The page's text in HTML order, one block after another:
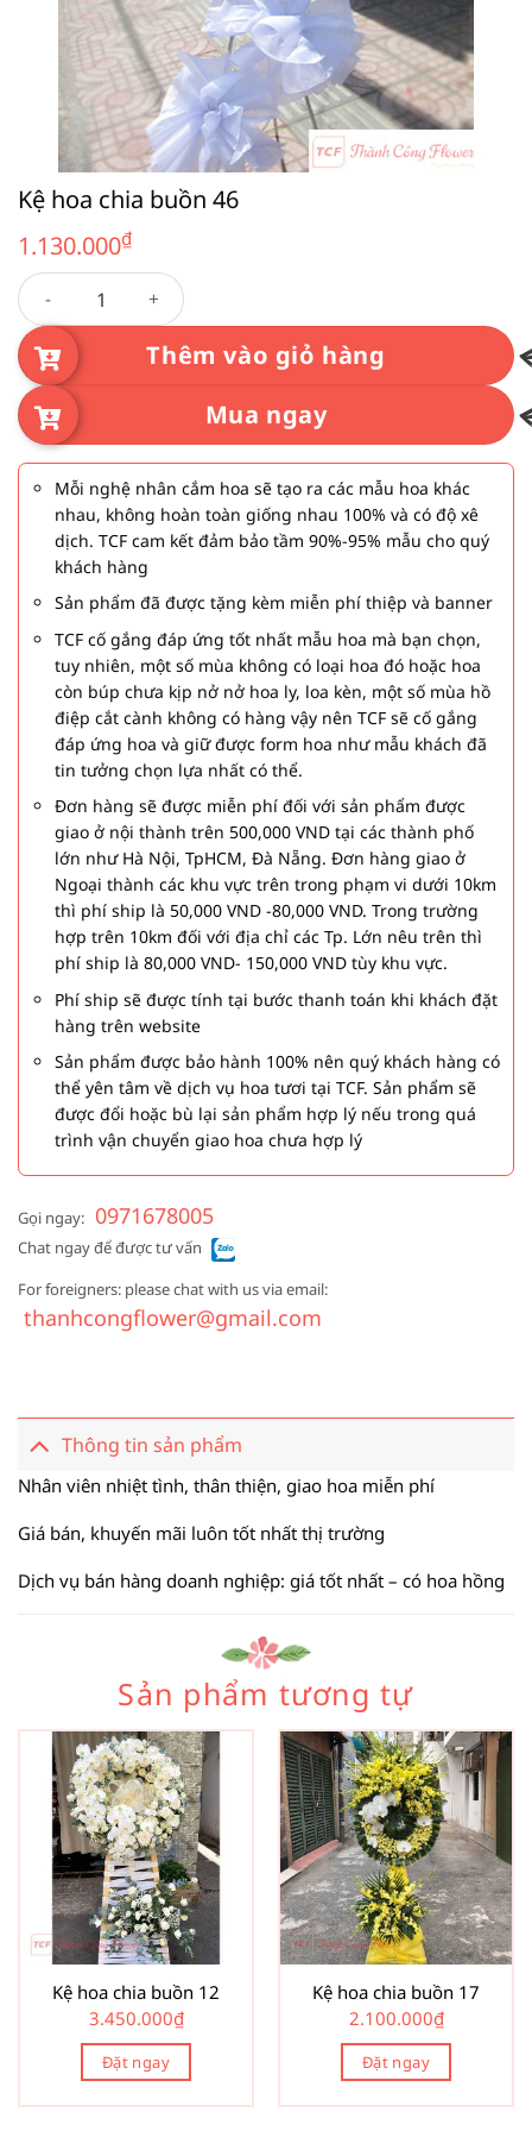
Kệ hoa chia buồn 46
1.130.000₫
Kệ hoa chia buồn 46 số lượng
Thêm vào giỏ hàng
Mua ngay
Mỗi nghệ nhân cắm hoa sẽ tạo ra các mẫu hoa khác
nhau, không hoàn toàn giống nhau 100% và có độ xê
dịch. TCF cam kết đảm bảo tầm 90%-95% mẫu cho quý
khách hàng
Sản phẩm đã được tặng kèm miễn phí thiệp và banner
TCF cố gắng đáp ứng tốt nhất mẫu hoa mà bạn chọn,
tuy nhiên, một số mùa không có loại hoa đó hoặc hoa
còn búp chưa kịp nở nở hoa ly, loa kèn, một số mùa hồ
điệp cắt cành không có hàng vậy nên TCF sẽ cố gắng
đáp ứng hoa và giữ được form hoa như mẫu khách đã
tin tưởng chọn lựa nhất có thể.
Đơn hàng sẽ được miễn phí đối với sản phẩm được
giao ở nội thành trên 500,000 VND tại các thành phố
lớn như Hà Nội, TpHCM, Đà Nẵng. Đơn hàng giao ở
Ngoại thành các khu vực trên trong phạm vi dưới 10km
thì phí ship là 50,000 VND -80,000 VND. Trong trường
hợp trên 10km đối với địa chỉ các Tp. Lớn nêu trên thì
phí ship là 80,000 VND- 150,000 VND tùy khu vực.
Phí ship sẽ được tính tại bước thanh toán khi khách đặt
hàng trên website
Sản phẩm được bảo hành 100% nên quý khách hàng có
thể yên tâm về dịch vụ hoa tươi tại TCF. Sản phẩm sẽ
được đổi hoặc bù lại sản phẩm hợp lý nếu trong quá
trình vận chuyển giao hoa chưa hợp lý
Gọi ngay: 0971678005
Chat ngay để được tư vấn
For foreigners: please chat with us via email:
thanhcongflower@gmail.com
Thông tin sản phẩm
Nhân viên nhiệt tình, thân thiện, giao hoa miễn phí
Giá bán, khuyến mãi luôn tốt nhất thị trường
Dịch vụ bán hàng doanh nghiệp: giá tốt nhất – có hoa hồng
Sản phẩm tương tự
Kệ hoa chia buồn 12
3.450.000₫
Đặt ngay
Kệ hoa chia buồn 17
2.100.000₫
Đặt ngay